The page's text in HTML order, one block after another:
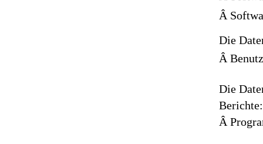
Â
Die
Â
Die
Berichte:
Â